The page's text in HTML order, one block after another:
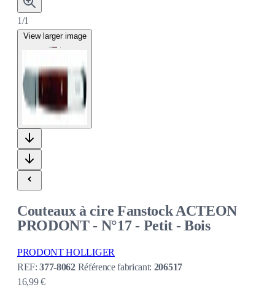
1/1
View larger image
Couteaux à cire Fanstock ACTEON
PRODONT - N°17 - Petit - Bois
PRODONT HOLLIGER
REF:377-8062 Référence fabricant: 206517
16,99 €